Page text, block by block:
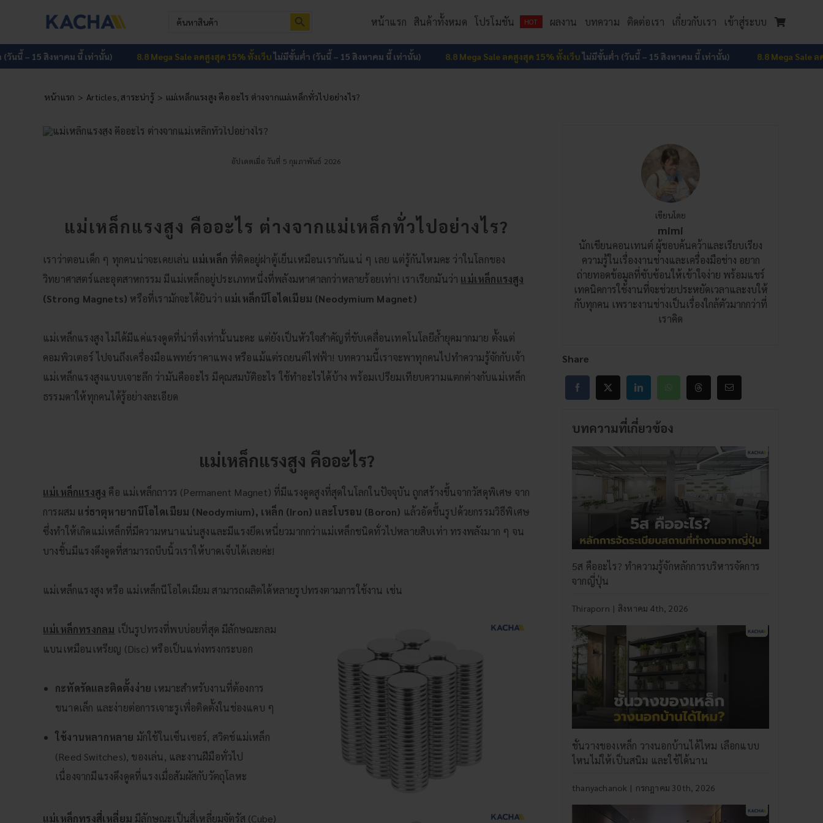
Search
for: หน้าแรก สินค้าทั้งหมด โปรโมชัน HOT ผลงาน บทความ ติดต่อเรา เกี่ยวกับเรา เข้าสู่ระบบ
สิงหาคม นี้ เท่านั้น) 8.8 Mega Sale ลดสูงสุด 15% ทั้งเว็บไม่มีขั้นต่ำ (วันนี้ – 15 สิงหาคม นี้ เท่านั้น) 8.8 Mega Sale ลดสูงสุด 15% ทั้งเว็บไม่มีขั้นต่ำ (วันนี้ – 15 สิงหาคม นี้ เท่านั้น) 8.8 Mega Sale ลดสูงสุด
หน้าแรก Articles สาระน่ารู้ แม่เหล็กแรงสูง คืออะไร ต่างจากแม่เหล็กทั่วไปอย่างไร?
อัปเดตเมื่อ วันที่ 5 กุมภาพันธ์ 2026
แม่เหล็กแรงสูง คืออะไร ต่างจากแม่เหล็กทั่วไปอย่างไร?
เราว่าตอนเด็ก ๆ ทุกคนน่าจะเคยเล่น แม่เหล็ก ที่ติดอยู่ฝาตู้เย็นเหมือนเรากันแน่ ๆ เลย แต่รู้กันไหมคะ ว่าในโลกของ
วิทยาศาสตร์และอุตสาหกรรม มีแม่เหล็กอยู่ประเภทหนึ่งที่พลังมหาศาลกว่าหลายร้อยเท่า! เราเรียกมันว่า แม่เหล็กแรงสูง
(Strong Magnets) หรือที่เรามักจะได้ยินว่า แม่เหล็กนีโอไดเมียม (Neodymium Magnet)
แม่เหล็กแรงสูง ไม่ได้มีแค่แรงดูดที่น่าทึ่งเท่านั้นนะคะ แต่ยังเป็นหัวใจสำคัญที่ขับเคลื่อนเทคโนโลยีล้ำยุคมากมาย ตั้งแต่
คอมพิวเตอร์ ไปจนถึงเครื่องมือแพทย์ราคาแพง หรือแม้แต่รถยนต์ไฟฟ้า! บทความนี้เราจะพาทุกคนไปทำความรู้จักกับเจ้า
แม่เหล็กแรงสูงแบบเจาะลึก ว่ามันคืออะไร มีคุณสมบัติอะไร ใช้ทำอะไรได้บ้าง พร้อมเปรียมเทียบความแตกต่างกับแม่เหล็ก
ธรรมดาให้ทุกคนได้รู้อย่างละเอียด
แม่เหล็กแรงสูง คืออะไร?
แม่เหล็กแรงสูง คือ แม่เหล็กถาวร (Permanent Magnet) ที่มีแรงดูดสูงที่สุดในโลกในปัจจุบัน ถูกสร้างขึ้นจากวัสดุพิเศษ จาก
การผสม แร่ธาตุหายากนีโอไดเมียม (Neodymium), เหล็ก (Iron) และโบรอน (Boron) แล้วอัดขึ้นรูปด้วยกรรมวิธีพิเศษ
ซึ่งทำให้เกิดแม่เหล็กที่มีความหนาแน่นสูงและมีแรงยึดเหนี่ยวมากกว่าแม่เหล็กชนิดทั่วไปหลายสิบเท่า ทรงพลังมาก ๆ จน
บางชิ้นมีแรงดึงดูดที่สามารถบีบนิ้วเราให้บาดเจ็บได้เลยค่ะ!
แม่เหล็กแรงสูง หรือ แม่เหล็กนีโอไดเมียม สามารถผลิตได้หลายรูปทรงตามการใช้งาน เช่น
แม่เหล็กทรงกลม เป็นรูปทรงที่พบบ่อยที่สุด มีลักษณะกลม
แบนเหมือนเหรียญ (Disc) หรือเป็นแท่งทรงกระบอก
กะทัดรัดและติดตั้งง่าย เหมาะสำหรับงานที่ต้องการ
ขนาดเล็ก และง่ายต่อการเจาะรูเพื่อติดตั้งในช่องแคบ ๆ
ใช้งานหลากหลาย มักใช้ในเซ็นเซอร์, สวิตช์แม่เหล็ก
(Reed Switches), ของเล่น, และงานฝีมือทั่วไป
เนื่องจากมีแรงดึงดูดที่แรงเมื่อสัมผัสกับวัตถุโลหะ
แม่เหล็กทรงสี่เหลี่ยม มีลักษณะเป็นสี่เหลี่ยมจัตุรัส (Cube)
เขียนโดย
mimi
นักเขียนคอนเทนต์ ผู้ชอบค้นคว้าและเรียบเรียง
ความรู้ในเรื่องงานช่างและเครื่องมือช่าง อยาก
ถ่ายทอดข้อมูลที่ซับซ้อนให้เข้าใจง่าย พร้อมแชร์
เทคนิคการใช้งานที่จะช่วยประหยัดเวลาและงบให้
กับทุกคน เพราะงานช่างเป็นเรื่องใกล้ตัวมากกว่าที่
เราคิด
Share
บทความที่เกี่ยวข้อง
5ส คืออะไร? ทำความรู้จักหลักการบริหารจัดการ
จากญี่ปุ่น
Thiraporn | สิงหาคม 4th, 2026
ชั้นวางของเหล็ก วางนอกบ้านได้ไหม เลือกแบบ
ไหนไม่ให้เป็นสนิม และใช้ได้นาน
thanyachanok | กรกฎาคม 30th, 2026